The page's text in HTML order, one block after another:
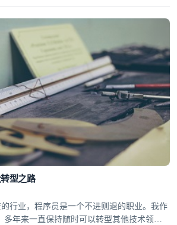
型之路
行业，程序员是一个不进则退的职业。我作
多年来一直保持随时可以转型其他技术领域
意通讯云服务条款
登录即时通讯云
登录客服云